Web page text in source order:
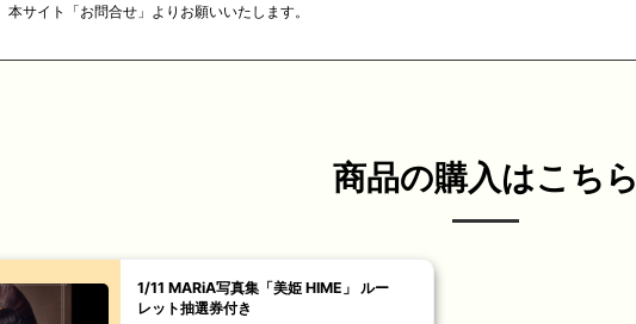
本サイト「お問合せ」よりお願いいたします。
商品の購入はこちら
1/11 MARiA写真集「美姫 HIME」 ルー
レット抽選券付き